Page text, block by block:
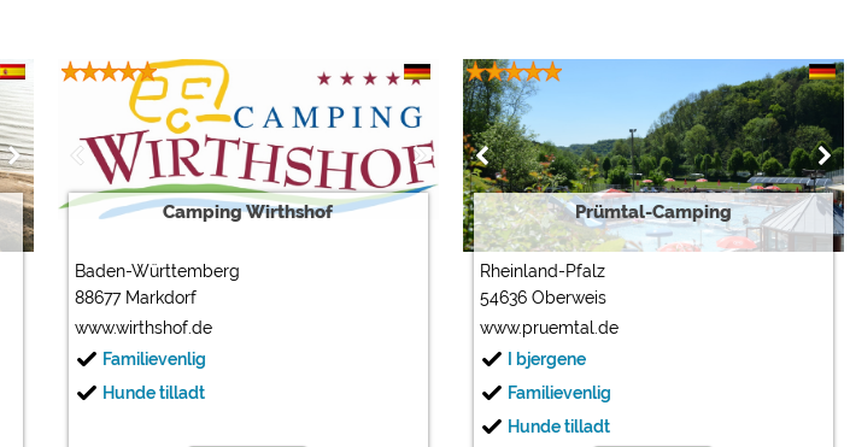
Camping Wirthshof
Baden-Württemberg
88677 Markdorf
www.wirthshof.de
Familievenlig
Hunde tilladt
Prümtal-Camping
Rheinland-Pfalz
54636 Oberweis
www.pruemtal.de
I bjergene
Familievenlig
Hunde tilladt